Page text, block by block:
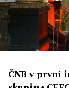
ČNB v první